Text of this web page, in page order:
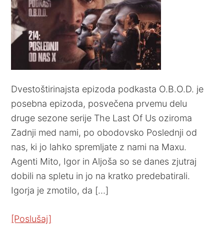
Dvestoštirinajsta epizoda podkasta O.B.O.D. je
posebna epizoda, posvečena prvemu delu
druge sezone serije The Last Of Us oziroma
Zadnji med nami, po obodovsko Poslednji od
nas, ki jo lahko spremljate z nami na Maxu.
Agenti Mito, Igor in Aljoša so se danes zjutraj
dobili na spletu in jo na kratko predebatirali.
Igorja je zmotilo, da […]
[Poslušaj]